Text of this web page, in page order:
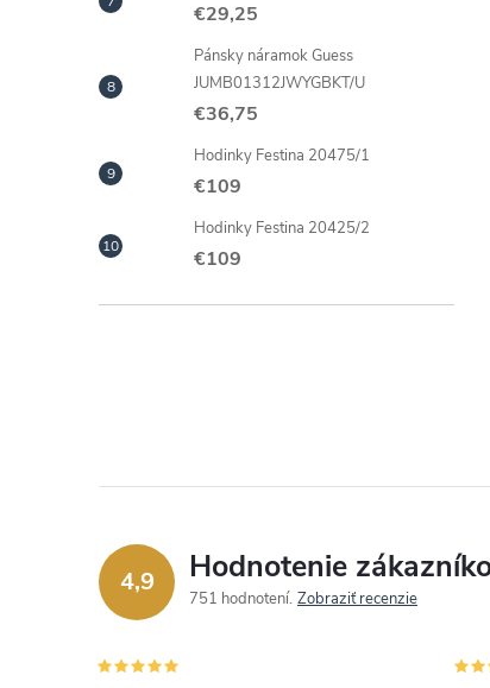
€29,25
Pánsky náramok Guess
JUMB01312JWYGBKT/U
€36,75
Hodinky Festina 20475/1
€109
Hodinky Festina 20425/2
€109
4,9 Hodnotenie
751 hodnotení Zobraziť recenzie